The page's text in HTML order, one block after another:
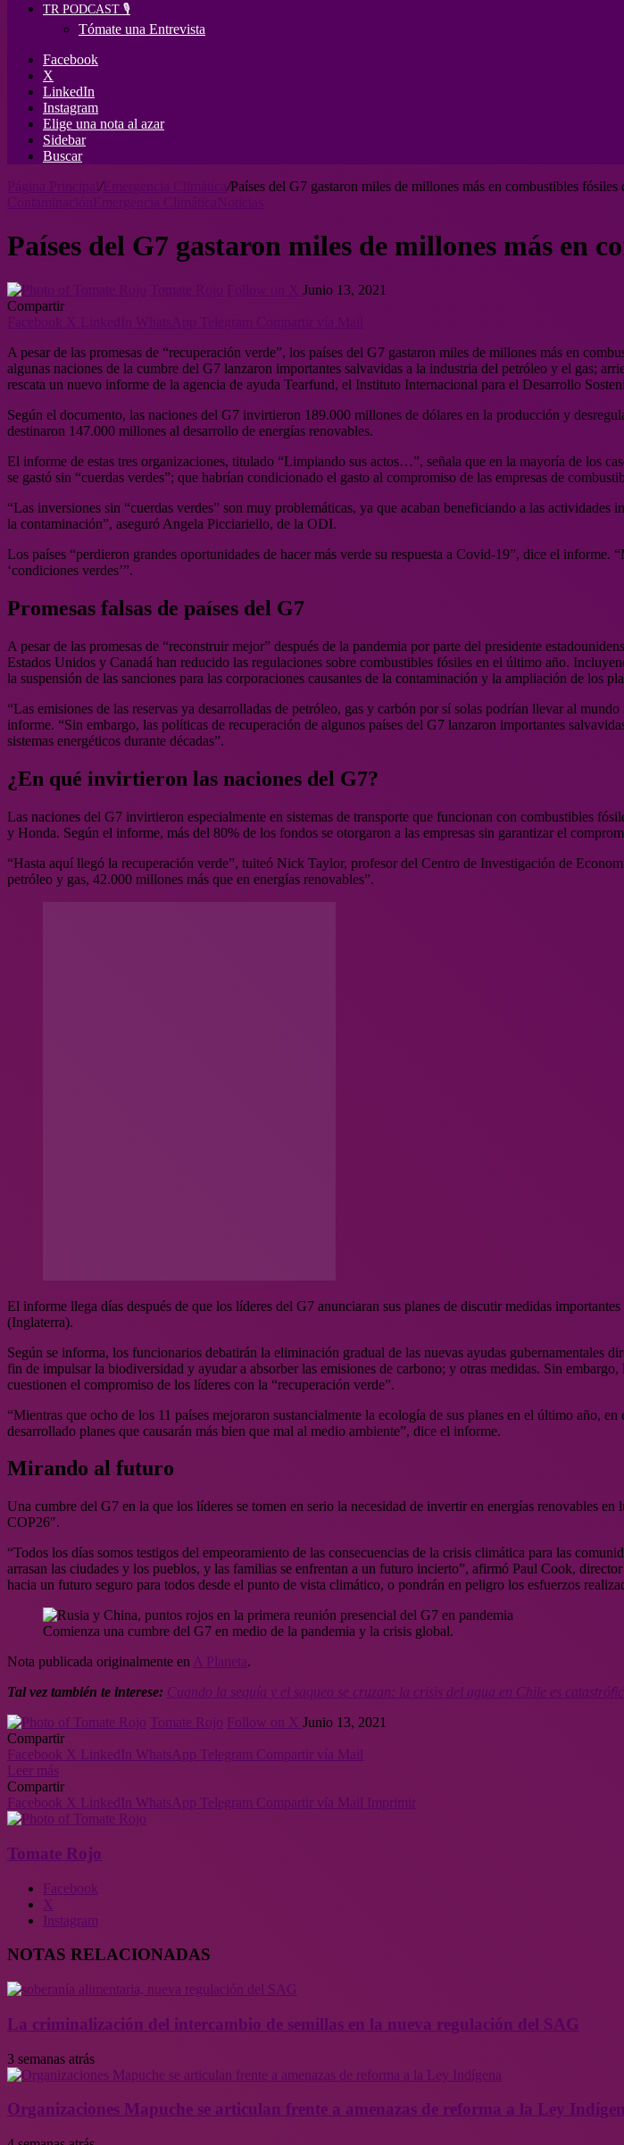
TR PODCAST 🎙️
Tómate una Entrevista
Facebook
X
LinkedIn
Instagram
Elige una nota al azar
Sidebar
Buscar
/Emergencia Climática /Países del G7 gastaron miles de millones más en combustibles fósiles
Países del G7 gastaron miles de millones más en
Junio 13, 2021
Compartir
A pesar de las promesas de “recuperación verde”, los países del G7 gastaron miles de millones más en
algunas naciones de la cumbre del G7 lanzaron importantes salvavidas a la industria del petróleo y el gas;
rescata un nuevo informe de la agencia de ayuda Tearfund, el Instituto Internacional para el Desarrollo
Según el documento, las naciones del G7 invirtieron 189.000 millones de dólares en la producción y
destinaron 147.000 millones al desarrollo de energías renovables.
El informe de estas tres organizaciones, titulado “Limpiando sus actos…”, señala que en la mayoría de los
se gastó sin “cuerdas verdes”; que habrían condicionado el gasto al compromiso de las empresas de
“Las inversiones sin “cuerdas verdes” son muy problemáticas, ya que acaban beneficiando a las
la contaminación”, aseguró Angela Picciariello, de la ODI.
Los países “perdieron grandes oportunidades de hacer más verde su respuesta a Covid-19”, dice el
‘condiciones verdes’”.
Promesas falsas de países del G7
A pesar de las promesas de “reconstruir mejor” después de la pandemia por parte del presidente
Estados Unidos y Canadá han reducido las regulaciones sobre combustibles fósiles en el último año.
la suspensión de las sanciones para las corporaciones causantes de la contaminación y la ampliación de los
“Las emisiones de las reservas ya desarrolladas de petróleo, gas y carbón por sí solas podrían llevar al
informe. “Sin embargo, las políticas de recuperación de algunos países del G7 lanzaron importantes
sistemas energéticos durante décadas”.
¿En qué invirtieron las naciones del G7?
Las naciones del G7 invirtieron especialmente en sistemas de transporte que funcionan con combustibles
y Honda. Según el informe, más del 80% de los fondos se otorgaron a las empresas sin garantizar el
“Hasta aquí llegó la recuperación verde”, tuiteó Nick Taylor, profesor del Centro de Investigación de
petróleo y gas, 42.000 millones más que en energías renovables”.
El informe llega días después de que los líderes del G7 anunciaran sus planes de discutir medidas
(Inglaterra).
Según se informa, los funcionarios debatirán la eliminación gradual de las nuevas ayudas gubernamentales
fin de impulsar la biodiversidad y ayudar a absorber las emisiones de carbono; y otras medidas. Sin
cuestionen el compromiso de los líderes con la “recuperación verde”.
“Mientras que ocho de los 11 países mejoraron sustancialmente la ecología de sus planes en el último año,
desarrollado planes que causarán más bien que mal al medio ambiente”, dice el informe.
Mirando al futuro
Una cumbre del G7 en la que los líderes se tomen en serio la necesidad de invertir en energías renovables
COP26″.
“Todos los días somos testigos del empeoramiento de las consecuencias de la crisis climática para las
arrasan las ciudades y los pueblos, y las familias se enfrentan a un futuro incierto”, afirmó Paul Cook,
hacia un futuro seguro para todos desde el punto de vista climático, o pondrán en peligro los esfuerzos
Comienza una cumbre del G7 en medio de la pandemia y la crisis global.
Nota publicada originalmente en A Planeta.
Tal vez también te interese: Cuando la sequía y el saqueo se cruzan: la crisis del agua en Chile es
Tomate Rojo Follow on X Junio 13, 2021
Compartir
Facebook X LinkedIn WhatsApp Telegram Compartir vía Mail
Leer más
Compartir
Facebook X LinkedIn WhatsApp Telegram Compartir vía Mail Imprimir
Tomate Rojo
Facebook
X
Instagram
NOTAS RELACIONADAS
La criminalización del intercambio de semillas en la nueva regulación del SAG
3 semanas atrás
Organizaciones Mapuche se articulan frente a amenazas de reforma a la Ley